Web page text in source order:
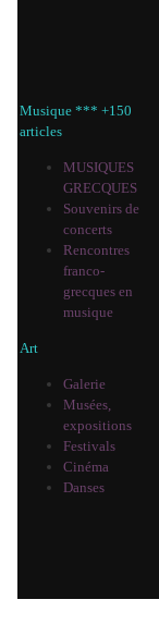
Musique *** +150
articles
MUSIQUES
GRECQUES
Souvenirs de
concerts
Rencontres
franco-
grecques en
musique
Art
Galerie
Musées,
expositions
Festivals
Cinéma
Danses